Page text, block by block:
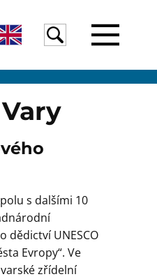
s dalšími 10
dědictví UNESCO
Evropy“. Ve
zřídelní